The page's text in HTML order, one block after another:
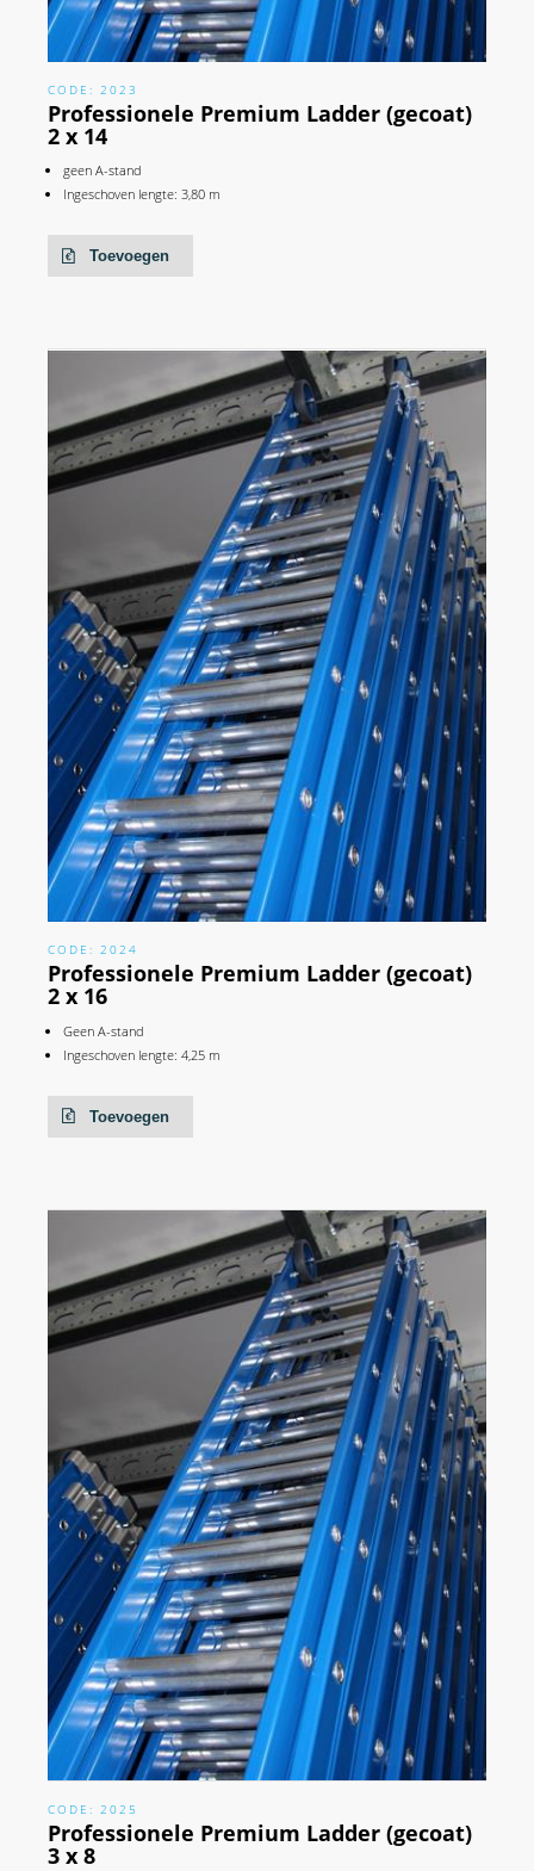
CODE: 2023
Professionele Premium Ladder (gecoat)
2 x 14
geen A-stand
Ingeschoven lengte: 3,80 m
Toevoegen
CODE: 2024
Professionele Premium Ladder (gecoat)
2 x 16
Geen A-stand
Ingeschoven lengte: 4,25 m
Toevoegen
CODE: 2025
Professionele Premium Ladder (gecoat)
3 x 8